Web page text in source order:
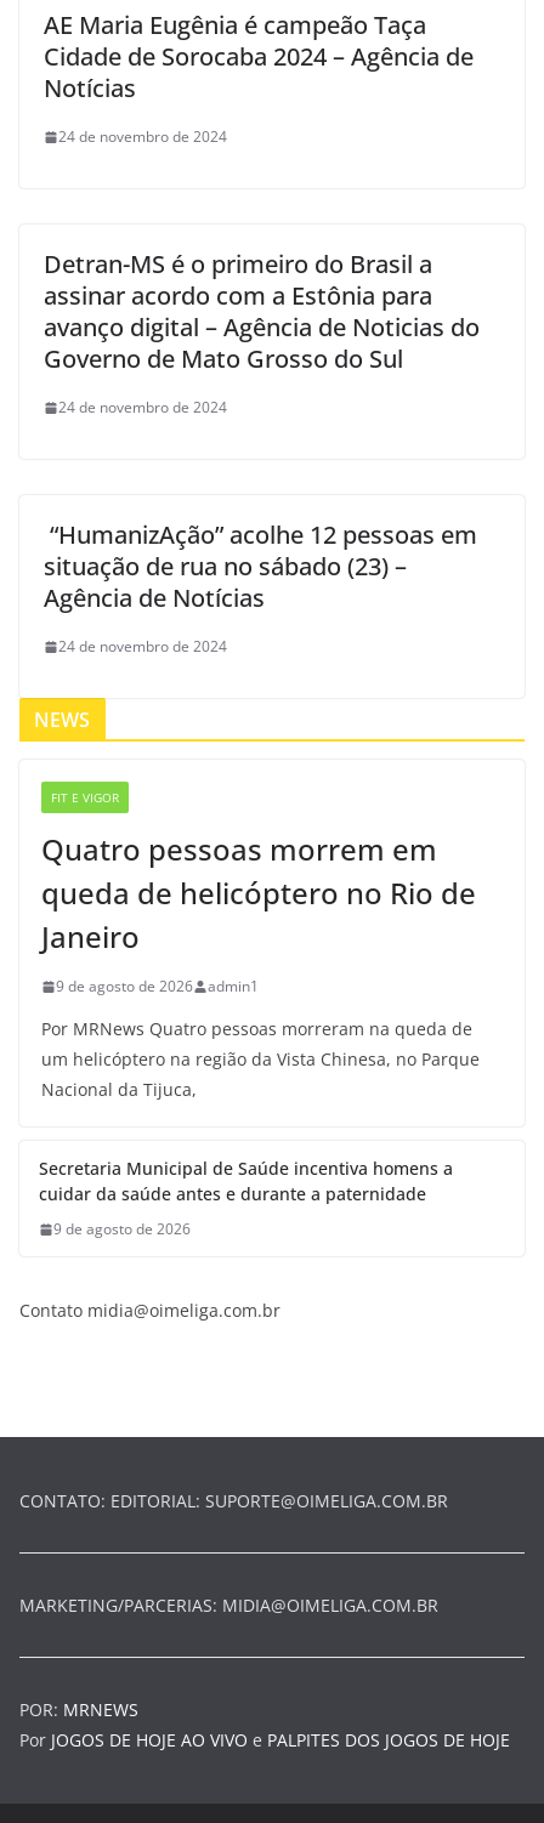
AE Maria Eugênia é campeão Taça
Cidade de Sorocaba 2024 – Agência de
Notícias
24 de novembro de 2024
Detran-MS é o primeiro do Brasil a
assinar acordo com a Estônia para
avanço digital – Agência de Noticias do
Governo de Mato Grosso do Sul
24 de novembro de 2024
“HumanizAção” acolhe 12 pessoas em
situação de rua no sábado (23) –
Agência de Notícias
24 de novembro de 2024
NEWS
FIT E VIGOR
Quatro pessoas morrem em
queda de helicóptero no Rio de
Janeiro
9 de agosto de 2026 admin1
Por MRNews Quatro pessoas morreram na queda de
um helicóptero na região da Vista Chinesa, no Parque
Nacional da Tijuca,
Secretaria Municipal de Saúde incentiva homens a
cuidar da saúde antes e durante a paternidade
9 de agosto de 2026
Contato midia@oimeliga.com.br
CONTATO: EDITORIAL: SUPORTE@OIMELIGA.COM.BR
MARKETING/PARCERIAS: MIDIA@OIMELIGA.COM.BR
POR: MRNEWS
Por JOGOS DE HOJE AO VIVO e PALPITES DOS JOGOS DE HOJE